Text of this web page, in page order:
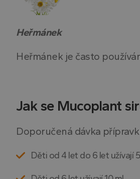
Heřmánek
Heřmánek je často
Jak se Mucoplant
Doporučená dávka
Děti od 4 let do 6 let užívají